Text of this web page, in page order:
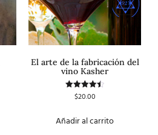
El arte de la fabricación del
vino Kasher
Valorado
de 5
$20.00
Añadir al carrito